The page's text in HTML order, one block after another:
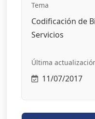
Tema
Codificación de
Servicios
Última
11/07/2017